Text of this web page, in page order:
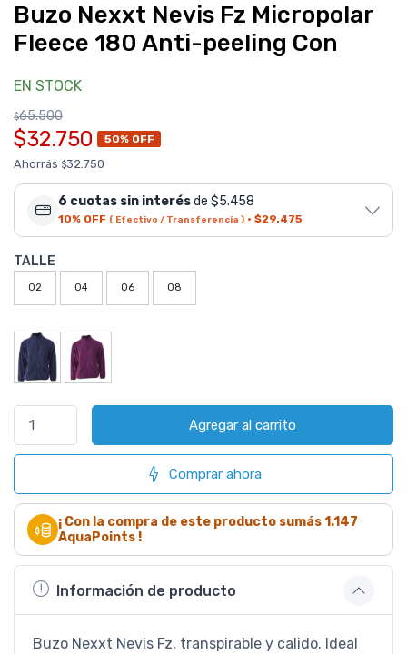
Buzo Nexxt Nevis Fz Micropolar
Fleece 180 Anti-peeling Con
EN STOCK
$65.500
$32.750 50% OFF
Ahorrás $32.750
6 cuotas sin interésde $5.458
10% OFF ( Efectivo / Transferencia ) · $29.475
TALLE
02 04 06 08
Agregar al carrito
Comprar ahora
¡ Con la compra de este producto sumás1.147
AquaPoints !
Información de producto
Buzo Nexxt Nevis Fz, transpirable y calido. Ideal